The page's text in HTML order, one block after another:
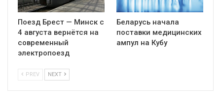
Поезд Брест — Минск с
4 августа вернётся на
современный
электропоезд
Беларусь начала
поставки медицинских
ампул на Кубу
PREV NEXT